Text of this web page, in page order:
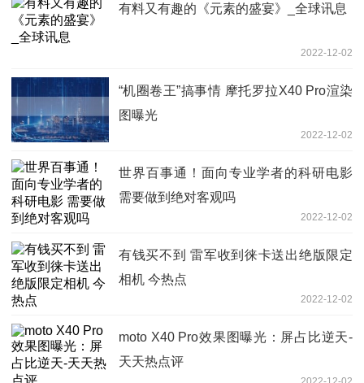
有料又有趣的《元素的盛宴》_全球讯息
2022-12-02
“机圈卷王”搞事情 摩托罗拉X40 Pro渲染
图曝光
2022-12-02
世界百事通！面向专业学者的科研电影
需要做到绝对客观吗
2022-12-02
有钱买不到 雷军收到徕卡送出绝版限定
相机 今热点
2022-12-02
moto X40 Pro效果图曝光：屏占比逆天-
天天热点评